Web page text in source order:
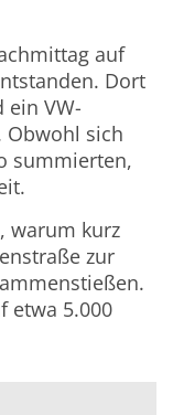
auf
Dort
ein VW-
Obwohl sich
summierten,
warum kurz
zur
etwa 5.000